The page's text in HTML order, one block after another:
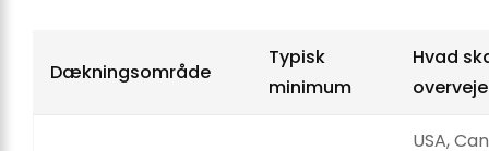
Dækningsområde
Typisk
minimum
Hvad
USA,